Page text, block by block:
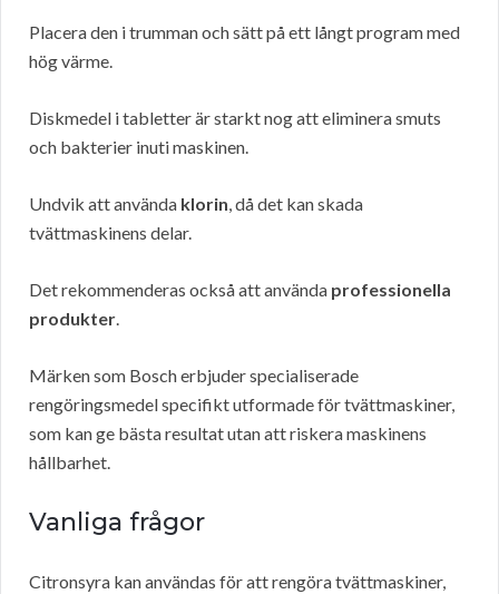
Placera den i trumman och sätt på ett långt program med
hög värme.
Diskmedel i tabletter är starkt nog att eliminera smuts
och bakterier inuti maskinen.
Undvik att använda klorin, då det kan skada
tvättmaskinens delar.
Det rekommenderas också att använda professionella
produkter.
Märken som Bosch erbjuder specialiserade
rengöringsmedel specifikt utformade för tvättmaskiner,
som kan ge bästa resultat utan att riskera maskinens
hållbarhet.
Vanliga frågor
Citronsyra kan användas för att rengöra tvättmaskiner,